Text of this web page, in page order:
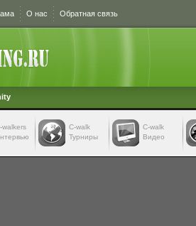
О нас Обратная связь
walkers
С-walk
Турниры
С-walk
Видео